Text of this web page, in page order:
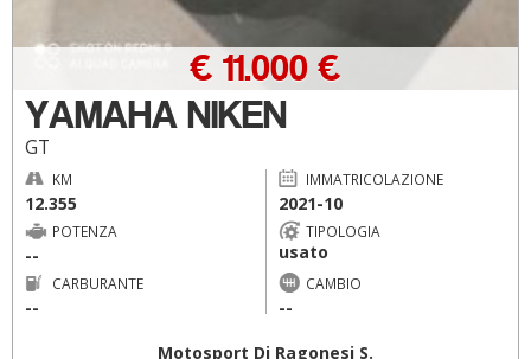
YAMAHA NIKEN
GT
€ 11.000 €
KM
12.355
IMMATRICOLAZIONE
2021-10
POTENZA
--
TIPOLOGIA
usato
CARBURANTE
--
CAMBIO
--
Motosport Di Ragonesi S.